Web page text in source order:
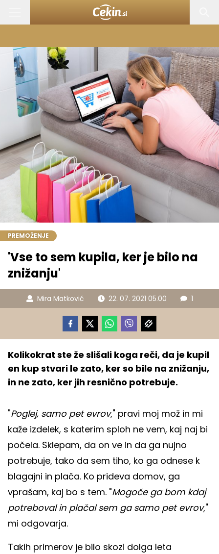
PREMOŽENJE
'Vse to sem kupila, ker je bilo na
znižanju'
Mira Matković 22. 07. 2021 05.00 1
Kolikokrat ste že slišali koga reči, da je kupil
en kup stvari le zato, ker so bile na znižanju,
in ne zato, ker jih resnično potrebuje.
"Poglej, samo pet evrov," pravi moj mož in mi
kaže izdelek, s katerim sploh ne vem, kaj naj bi
počela. Sklepam, da on ve in da ga nujno
potrebuje, tako da sem tiho, ko ga odnese k
blagajni in plača. Ko prideva domov, ga
vprašam, kaj bo s tem. "Mogoče ga bom kdaj
potreboval in plačal sem ga samo pet evrov,"
mi odgovarja.
Takih primerov je bilo skozi dolga leta